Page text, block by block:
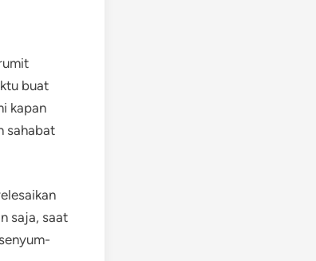
buat
kapan
sahabat
saja, saat